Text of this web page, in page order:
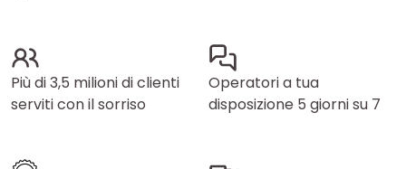
Più di 3,5 milioni di clienti
serviti con il sorriso
Operatori a tua
disposizione 5 giorni su 7